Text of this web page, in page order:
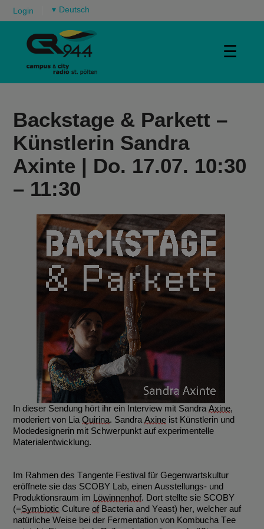
Login ▾
☰
Backstage & Parkett –
Künstlerin Sandra
Axinte | Do. 17.07. 10:30
– 11:30
In dieser Sendung hört ihr ein Interview mit SandraAxine,
moderiert von LiaQuirina. SandraAxine ist Künstlerin und
Modedesignerin mit Schwerpunkt auf experimentelle
Materialentwicklung.
Im Rahmen des Tangente Festival für Gegenwartskultur
eröffnete sie das SCOBY Lab, einen Ausstellungs- und
Produktionsraum im
Löwinnenhof. Dort stellte sie SCOBY
(=Symbiotic Cultureof Bacteria and Yeast) her, welcher auf
natürliche Weise bei der Fermentation von Kombucha Tee